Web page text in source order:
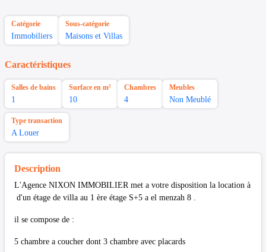
Catégorie
Immobiliers
Sous-catégorie
Maisons et Villas
Caractéristiques
Salles de bains
1
Surface en m²
10
Chambres
4
Meubles
Non Meublé
Type transaction
A Louer
Description
L'Agence NIXON IMMOBILIER met a votre disposition la location à
d'un étage de villa au 1 ère étage S+5 a el menzah 8 .
il se compose de :
5 chambre a coucher dont 3 chambre avec placards